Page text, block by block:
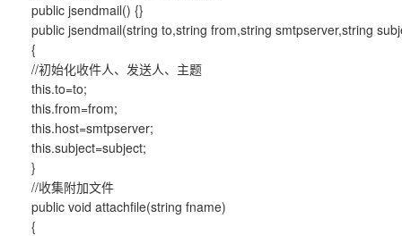
public jsendmail() {}
public jsendmail(string to,string from,string smtpserver,string
{
//初始化收件人、发送人、主题
this.to=to;
this.from=from;
this.host=smtpserver;
this.subject=subject;
}
//收集附加文件
public void attachfile(string fname)
{